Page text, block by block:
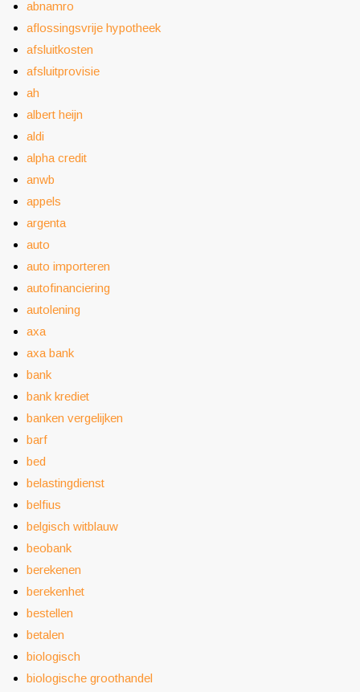
abnamro
aflossingsvrije hypotheek
afsluitkosten
afsluitprovisie
ah
albert heijn
aldi
alpha credit
anwb
appels
argenta
auto
auto importeren
autofinanciering
autolening
axa
axa bank
bank
bank krediet
banken vergelijken
barf
bed
belastingdienst
belfius
belgisch witblauw
beobank
berekenen
berekenhet
bestellen
betalen
biologisch
biologische groothandel